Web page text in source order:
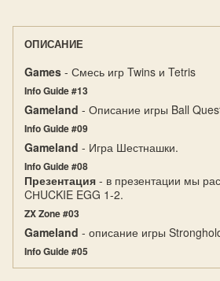
ОПИСАНИЕ
Games - Смесь игр Twins и Tetris
Info Guide #13
Gameland - Описание игры Ball
Info Guide #09
Gameland - Игра Шестнашки.
Info Guide #08
Презентация - в презентации мы
CНUCKIE EGG 1-2.
ZX Zone #03
Gameland - описание игры
Info Guide #05